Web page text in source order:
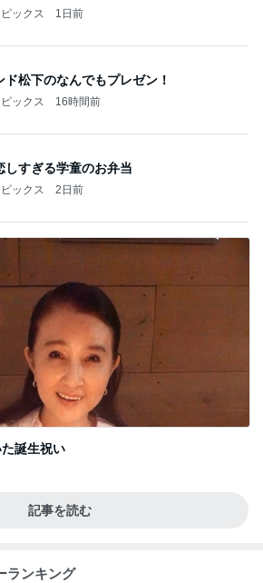
ックス 1日前
ド松下のなんでもプレゼン！
ックス 16時間前
しすぎる学童のお弁当
ックス 2日前
誕生祝い
記事を読む
ランキング